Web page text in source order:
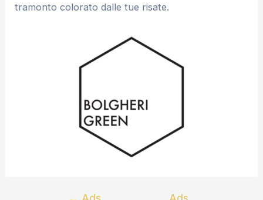
tramonto colorato dalle tue risate.